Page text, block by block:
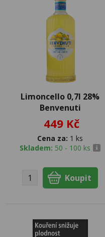
Limoncello 0,7l 28%
Benvenuti
449 Kč
Cena za: 1 ks
Skladem: 50 - 100 ks